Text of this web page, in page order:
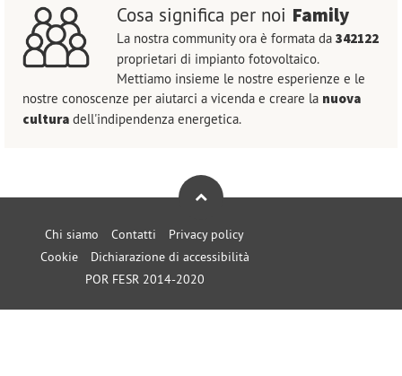
Cosa significa per noi Family
La nostra community ora è formata da 342122
proprietari di impianto fotovoltaico.
Mettiamo insieme le nostre esperienze e le
nostre conoscenze per aiutarci a vicenda e creare la nuova
cultura dell'indipendenza energetica.
Chi siamo Contatti
Privacy policy
Cookie
Dichiarazione di accessibilità
POR FESR 2014-2020